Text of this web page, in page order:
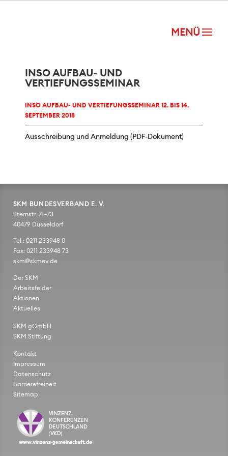
INSO AUFBAU- UND
VERTIEFUNGSSEMINAR
INSO AUFBAU- UND VERTIEFUNGSSEMINAR 12. BIS 14.
SEPTEMBER 2018
Ausschreibung und Anmeldung
SKM BUNDESVERBAND E. V.
Sternstr. 71–73
40479 Düsseldorf
Tel.: 0211 233948 0
Fax: 0211 233948 73
skm@skmev.de
Der SKM
Arbeitsfelder
Aktionen
Aktuelles
SKM gGmbH
SKM Stiftung
Kontakt
Impressum
Datenschutz
Barrierefreiheit
Sitemap